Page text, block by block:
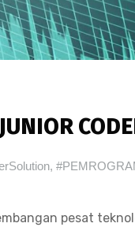
,
pesat